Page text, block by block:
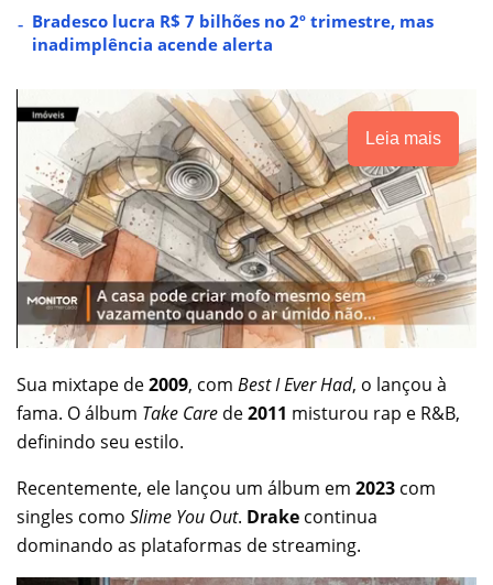
Bradesco lucra R$ 7 bilhões no 2º trimestre, mas
inadimplência acende alerta
Leia mais
Sua mixtape de2009, com Best I Ever Had, o lançou à
fama. O álbum Take Care de2011 misturou rap e R&B,
definindo seu estilo.
Recentemente, ele lançou um álbum em 2023 com
singles como Slime You Out. Drake continua
dominando as plataformas de streaming.